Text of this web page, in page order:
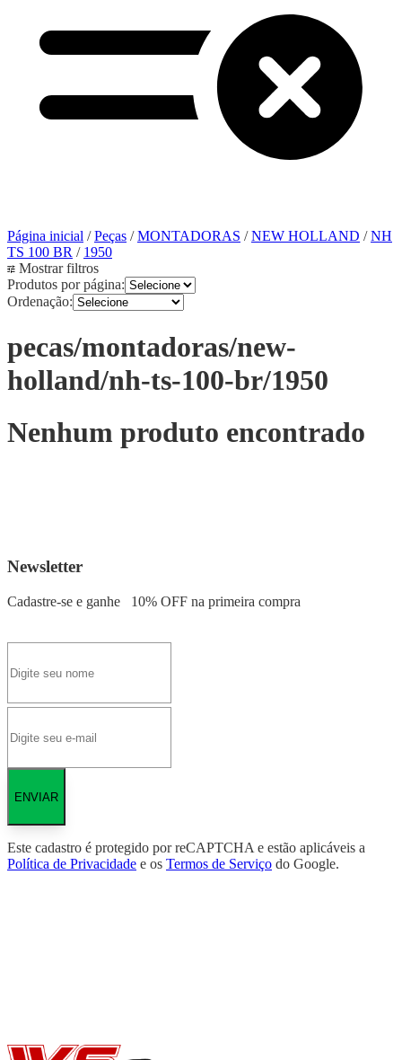
Página inicial /Peças /MONTADORAS /NEW HOLLAND /NH
TS 100 BR / 1950
Mostrar filtros
Produtos por página:
Ordenação:
pecas/montadoras/new-
holland/nh-ts-100-br/1950
Nenhum produto encontrado
Newsletter
Cadastre-se e ganhe 10% OFF na primeira compra
ENVIAR
Este cadastro é protegido por reCAPTCHA e estão aplicáveis a
Política de Privacidade e os Termos de Serviço do Google.